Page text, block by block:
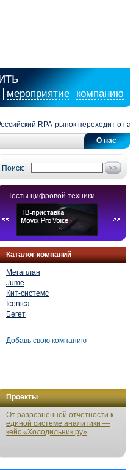
мероприятие компанию
RPA-рынок переходит от
О нас
Поиск:
Тесты цифровой техники
Каталог компаний
Мегаплан
Jume
Кит-системс
Iconica
Бегет
Добавь свою компанию
Проекты
От разрозненной отчетности к
единой системе аналитики —
кейс «Холодильник.ру»